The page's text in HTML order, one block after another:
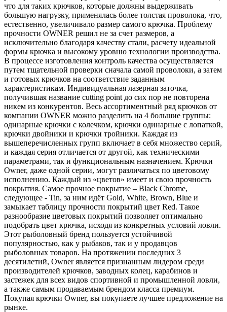
что для таких крючков, которые должны выдерживать
большую нагрузку, применялась более толстая проволока, что,
естественно, увеличивало размер самого крючка. Проблему
прочности OWNER решил не за счет размеров, а
исключительно благодаря качеству стали, расчету идеальной
формы крючка и высокому уровню технологии производства.
В процессе изготовления контроль качества осуществляется
путем тщательной проверки сначала самой проволоки, а затем
и готовых крючков на соответствие заданным
характеристикам. Индивидуальная лазерная заточка,
получившая название cutting point до сих пор не повторена
никем из конкурентов. Весь ассортиментный ряд крючков от
компании OWNER можно разделить на 4 большие группы:
одинарные крючки с колечком, крючки одинарные с лопаткой,
крючки двойники и крючки тройники. Каждая из
вышеперечисленных групп включает в себя множество серий,
и каждая серия отличается от другой, как техническими
параметрами, так и функциональным назначением. Крючки
Owner, даже одной серии, могут различаться по цветовому
исполнению. Каждый из «цветов» имеет и свою прочность
покрытия. Самое прочное покрытие – Black Chrome,
следующее - Tin, за ним идёт Gold, White, Brown, Blue и
замыкает таблицу прочности покрытий цвет Red. Такое
разнообразие цветовых покрытий позволяет оптимально
подобрать цвет крючка, исходя из конкретных условий ловли.
Этот рыболовный бренд пользуется устойчивой
популярностью, как у рыбаков, так и у продавцов
рыболовных товаров. На протяжении последних 3
десятилетий, Owner является признанным лидером среди
производителей крючков, заводных колец, карабинов и
застежек для всех видов спортивной и промышленной ловли,
а также самым продаваемым брендом класса премиум.
Покупая крючки Owner, вы покупаете лучшее предложение на
рынке.